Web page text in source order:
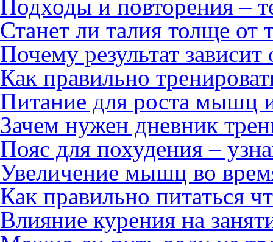
Подходы и повторения –
Станет ли талия толще
Почему результат
Как правильно
Питание для роста мышц
Зачем нужен дневник
Пояс для похудения –
Увеличение мышц во
Как правильно питаться
Влияние курения на